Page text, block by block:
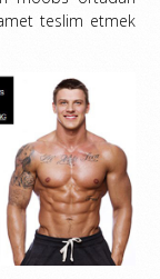
teslim etmek